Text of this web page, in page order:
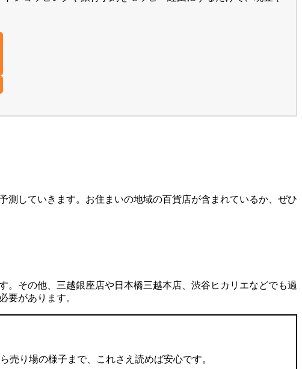
測していきます。お住まいの地域の百貨店が含まれているか、ぜひ
。その他、三越銀座店や日本橋三越本店、渋谷ヒカリエなどでも過
要があります。
り場の様子まで、これさえ読めば安心です。